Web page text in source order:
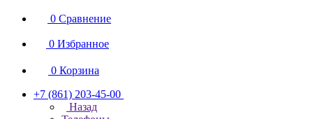
0 Сравнение
0 Избранное
0 Корзина
+7 (861) 203-45-00
Назад